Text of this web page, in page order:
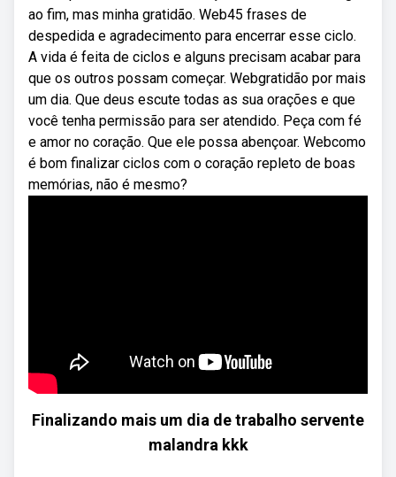
ao fim, mas minha gratidão. Web45 frases de
despedida e agradecimento para encerrar esse ciclo.
A vida é feita de ciclos e alguns precisam acabar para
que os outros possam começar. Webgratidão por mais
um dia. Que deus escute todas as sua orações e que
você tenha permissão para ser atendido. Peça com fé
e amor no coração. Que ele possa abençoar. Webcomo
é bom finalizar ciclos com o coração repleto de boas
memórias, não é mesmo?
Finalizando mais um dia de trabalho servente
malandra kkk